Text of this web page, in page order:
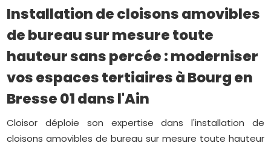
Installation de cloisons amovibles
de bureau sur mesure toute
hauteur sans percée : moderniser
vos espaces tertiaires à Bourg en
Bresse 01 dans l'Ain
Cloisor déploie son expertise dans l'installation de
cloisons amovibles de bureau sur mesure toute hauteur